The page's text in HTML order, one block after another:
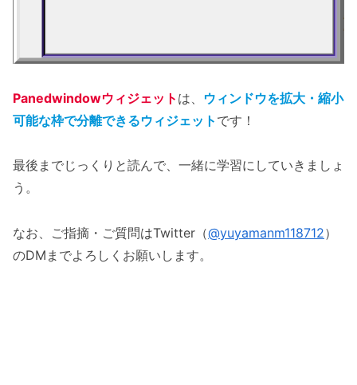
Panedwindowウィジェット は、 ウィンドウを拡大・縮小
可能な枠で分離できるウィジェット です！
最後までじっくりと読んで、一緒に学習にしていきましょ
う。
なお、ご指摘・ご質問はTwitter（@yuyamanm118712）
のDMまでよろしくお願いします。